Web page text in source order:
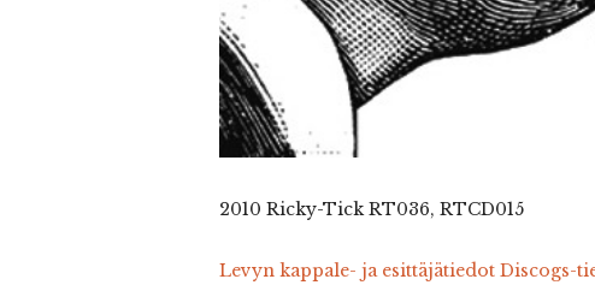
2010 Ricky-Tick RT036, RTCD015
Levyn kappale- ja esittäjätiedot Discogs-